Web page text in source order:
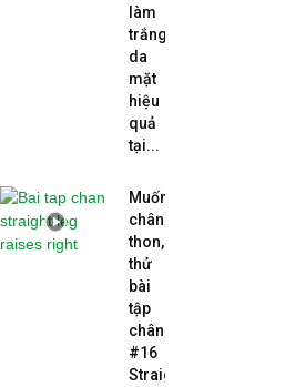
làm
trắng
da
mặt
hiệu
quả
tại...
Muốn
chân
thon,
thử
bài
tập
chân
#16
Straight